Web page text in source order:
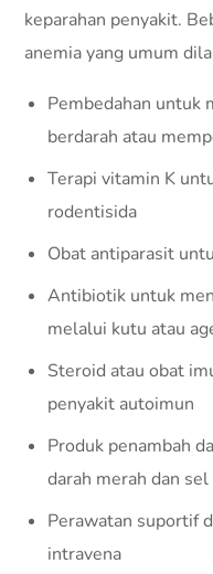
keparahan penyakit.
anemia yang umum
Pembedahan untuk
berdarah atau
Terapi vitamin K
rodentisida
Obat antiparasit
Antibiotik untuk
melalui kutu atau
Steroid atau obat
penyakit autoimun
Produk penambah
darah merah dan
Perawatan suportif
intravena